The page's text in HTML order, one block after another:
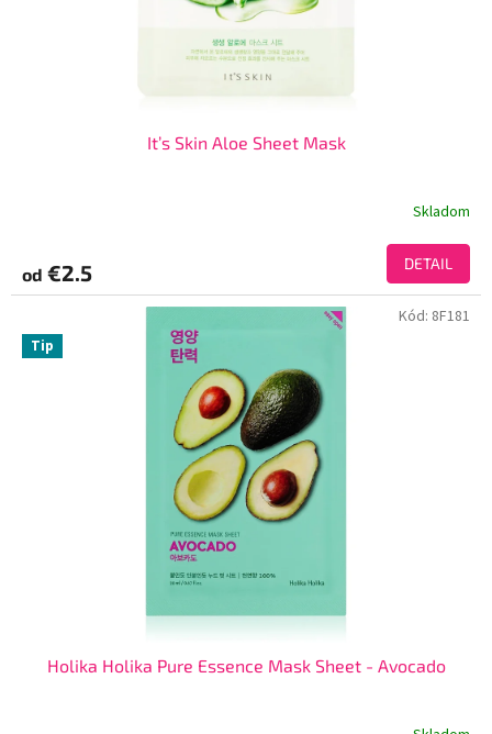
It’s Skin Aloe Sheet Mask
Skladom
od €2.5 DETAIL
Tip
Holika Holika Pure Essence Mask Sheet - Avocado
Kód: 8F181